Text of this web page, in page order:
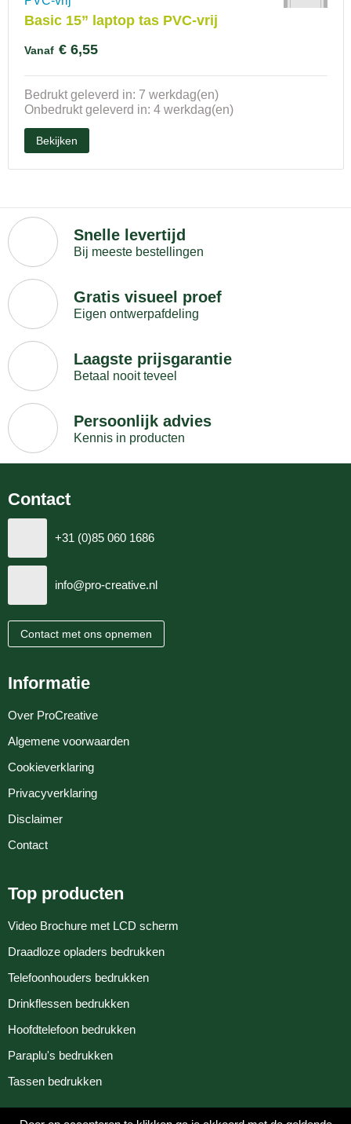
Basic 15” laptop tas PVC-vrij
Vanaf € 6,55
Bedrukt geleverd in: 7 werkdag(en)
Onbedrukt geleverd in: 4 werkdag(en)
Bekijken
Snelle levertijd
Bij meeste bestellingen
Gratis visueel proef
Eigen ontwerpafdeling
Laagste prijsgarantie
Betaal nooit teveel
Persoonlijk advies
Kennis in producten
Contact
+31 (0)85 060 1686
info@pro-creative.nl
Contact met ons opnemen
Informatie
Over ProCreative
Algemene voorwaarden
Cookieverklaring
Privacyverklaring
Disclaimer
Contact
Top producten
Video Brochure met LCD scherm
Draadloze opladers bedrukken
Telefoonhouders bedrukken
Drinkflessen bedrukken
Hoofdtelefoon bedrukken
Paraplu's bedrukken
Tassen bedrukken